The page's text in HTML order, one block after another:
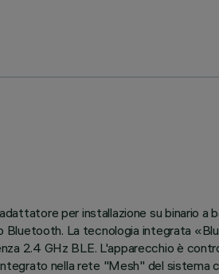
per installazione su binario a
La tecnologia integrata
2.4 GHz BLE. L'apparecchio è
nella rete "Mesh" del